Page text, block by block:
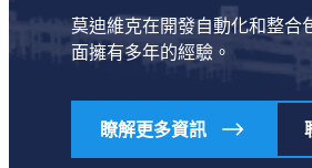
莫迪維克在開發自動化和整合
面擁有多年的經驗。
瞭解更多資訊